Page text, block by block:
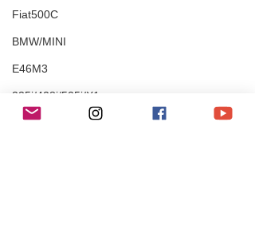
Fiat500C
BMW/MINI
E46M3
335i/428i/525i/X1
M2/M4